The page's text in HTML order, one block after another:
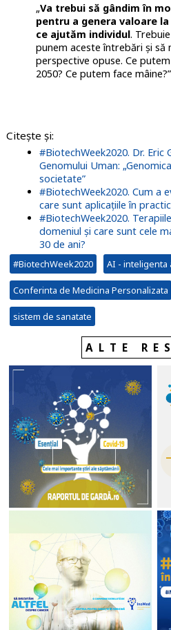
„Va trebui să gândim în
pentru a genera valoare
ce ajutăm individul.
punem aceste întrebări și să
perspective opuse. Ce
2050? Ce putem face
Citește și:
#BiotechWeek2020. Dr. Eric
Genomului Uman:
societate”
#BiotechWeek2020. Cum a
care sunt aplicațiile în
#BiotechWeek2020.
domeniul și care sunt cele
30 de ani?
#BiotechWeek2020 AI - inteligenta
Conferinta de Medicina Personalizata
sistem de sanatate
ALTE